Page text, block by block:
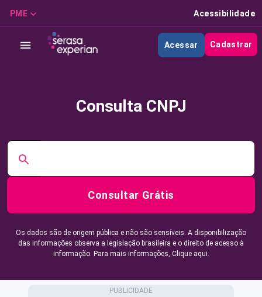
PME Acessibilidade
Acessar Cadastrar
Consulta CNPJ
Consultar Grátis
Os dados são de origem pública e não são sensíveis. A disponibilização
das informações observa a legislação brasileira e o direito de acesso à
informação. Para mais informações, Clique aqui.